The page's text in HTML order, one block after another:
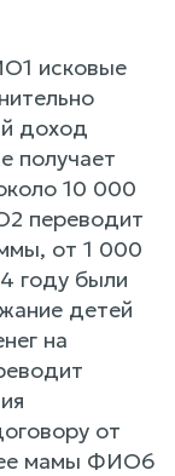
исковые
доход
получает
10 000
переводит
от 1 000
году были
детей
на
от
мамы ФИО6